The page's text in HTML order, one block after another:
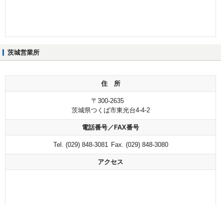
茨城営業所
住 所
〒300-2635
茨城県つくば市東光台4-4-2
電話番号／FAX番号
Tel. (029) 848-3081 Fax. (029) 848-3080
アクセス